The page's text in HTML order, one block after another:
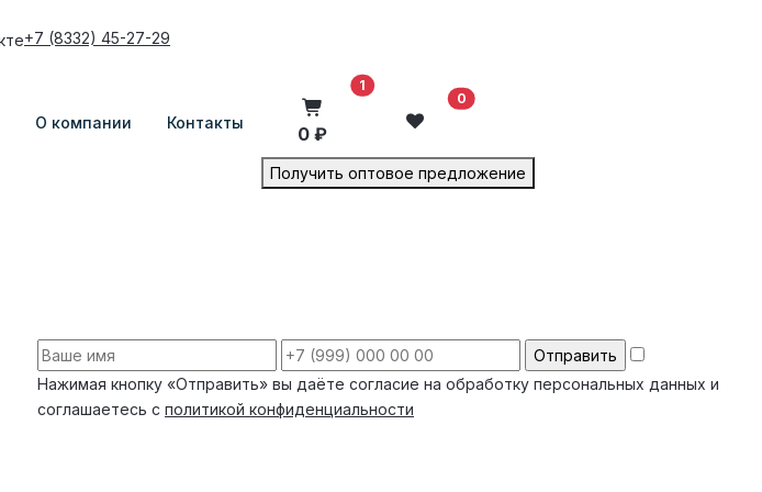
+7 (8332) 45-27-29
О компании Контакты
1 В корзину
0 ₽
0
Получить оптовое предложение
Нажимая кнопку «Отправить» вы даёте согласие на обработку персональных данных и
соглашаетесь с политикой конфиденциальности